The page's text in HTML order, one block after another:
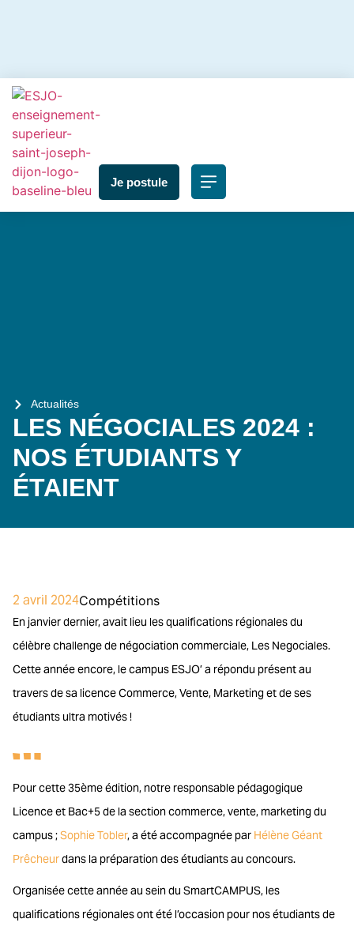
Je postule
Actualités
LES NÉGOCIALES 2024 :
NOS ÉTUDIANTS Y
ÉTAIENT
2 avril 2024Compétitions
En janvier dernier, avait lieu les qualifications régionales du
célèbre challenge de négociation commerciale, Les Negociales.
Cette année encore, le campus ESJO’ a répondu présent au
travers de sa licence Commerce, Vente, Marketing et de ses
étudiants ultra motivés !
Pour cette 35ème édition, notre responsable pédagogique
Licence et Bac+5 de la section commerce, vente, marketing du
campus ;Sophie Tobler, a été accompagnée par Hélène Géant
Prêcheurdans la préparation des étudiants au concours.
Organisée cette année au sein du SmartCAMPUS, les
qualifications régionales ont été l’occasion pour nos étudiants de